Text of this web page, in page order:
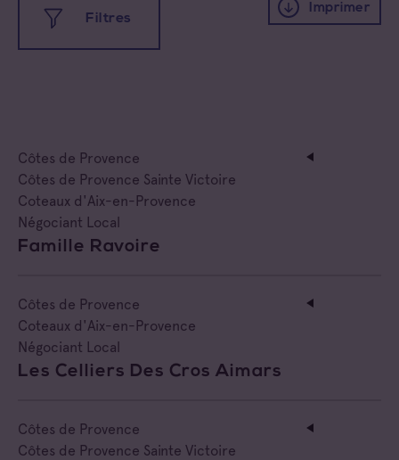
Filtres
Imprimer
Coteaux Varois en Provence
Côtes de Provence
Côtes de Provence Fréjus
Côtes de Provence La Londe
Côtes de Provence Notre Dame des Anges
Côtes de Provence Sainte Victoire
Negociant
Négociant Local
Côtes de Provence
Côtes de Provence Sainte Victoire
Coteaux d'Aix-en-Provence
Négociant Local
Famille Ravoire
Côtes de Provence
Coteaux d'Aix-en-Provence
Négociant Local
Les Celliers Des Cros Aimars
Côtes de Provence
Côtes de Provence Sainte Victoire